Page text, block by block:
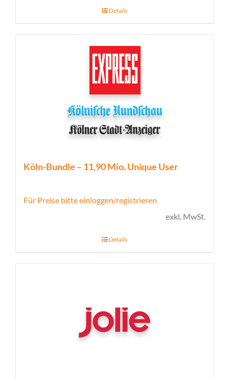
Details
Köln-Bundle – 11,90 Mio. Unique User
Für Preise bitte einloggen/registrieren
exkl. MwSt.
Details